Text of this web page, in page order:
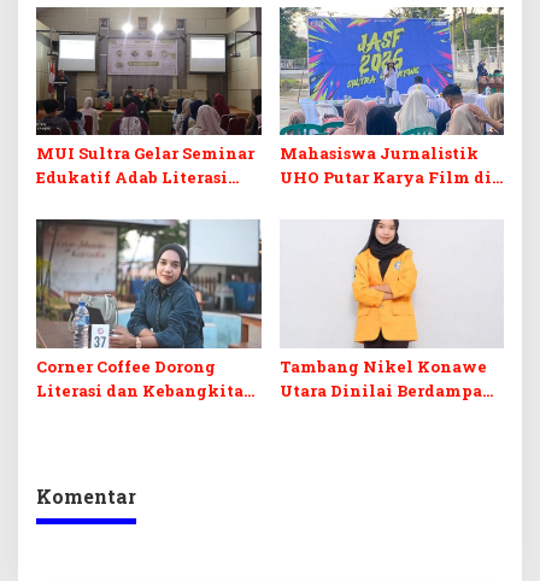
Pelatihan BCKS
Era AI
MUI Sultra Gelar Seminar
Edukatif Adab Literasi
Islam
Mahasiswa Jurnalistik
UHO Putar Karya Film di
Corner Coffee Dorong
Literasi dan Kebangkitan
Tambang Nikel Konawe
Utara Dinilai Berdampak
Komentar